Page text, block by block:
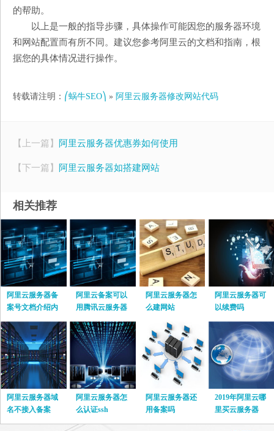
的帮助。
以上是一般的指导步骤，具体操作可能因您的服务器环境
和网站配置而有所不同。建议您参考阿里云的文档和指南，根
据您的具体情况进行操作。
转载请注明： ⎛蜗牛SEO⎞ » 阿里云服务器修改网站代码
【上一篇】 阿里云服务器优惠券如何使用
【下一篇】 阿里云服务器如搭建网站
相关推荐
阿里云服务器备
案号文档介绍内
容
阿里云备案可以
用腾讯云服务器
吗
阿里云服务器怎
么建网站
阿里云服务器可
以续费吗
阿里云服务器域
名不接入备案
阿里云服务器怎
么认证ssh
阿里云服务器还
用备案吗
2019年阿里云哪
里买云服务器